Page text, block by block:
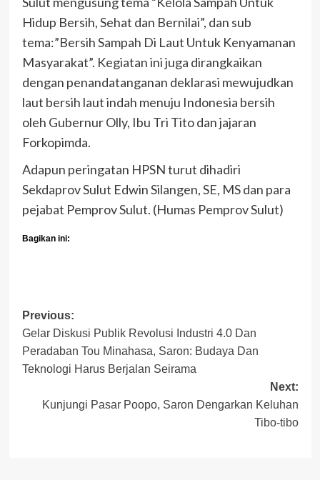
Hidup Bersih, Sehat dan Bernilai”, dan sub
tema:”Bersih Sampah Di Laut Untuk Kenyamanan
Masyarakat”. Kegiatan ini juga dirangkaikan
dengan penandatanganan deklarasi mewujudkan
laut bersih laut indah menuju Indonesia bersih
oleh Gubernur Olly, Ibu Tri Tito dan jajaran
Forkopimda.
Adapun peringatan HPSN turut dihadiri
Sekdaprov Sulut Edwin Silangen, SE, MS dan para
pejabat Pemprov Sulut. (Humas Pemprov Sulut)
Bagikan ini:
Post
navigation
Previous:
Gelar Diskusi Publik Revolusi Industri 4.0 Dan
Peradaban Tou Minahasa, Saron: Budaya Dan
Teknologi Harus Berjalan Seirama
Next:
Kunjungi Pasar Poopo, Saron Dengarkan Keluhan
Tibo-tibo